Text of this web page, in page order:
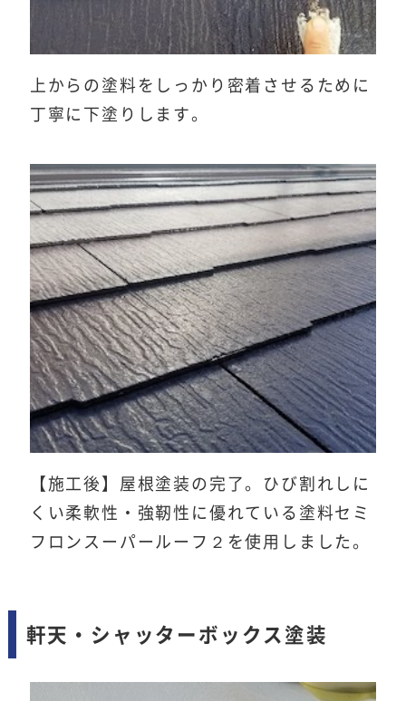
上からの塗料をしっかり密着させるために
丁寧に下塗りします。
【施工後】屋根塗装の完了。ひび割れしに
くい柔軟性・強靭性に優れている塗料セミ
フロンスーパールーフ２を使用しました。
軒天・シャッターボックス塗装